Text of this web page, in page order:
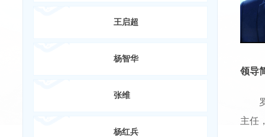
王启超
杨智华
张维
杨红兵
领导
主任